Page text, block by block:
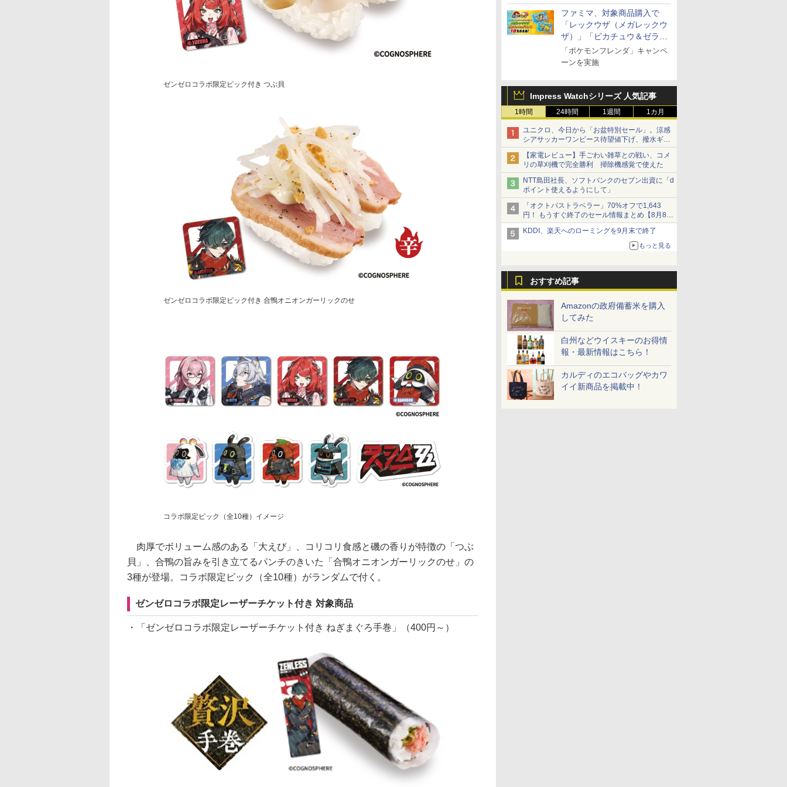
ファミマ、対象商品購入で
「レックウザ（メガレックウ
ザ）」「ピカチュウ＆ゼラオ
ラ」のフレンダピックがもら
える！
「ポケモンフレンダ」キャンペ
ーンを実施
Impress Watchシリーズ 人気記事
1時間 24時間 1週間 1カ月
ユニクロ、今日から「お盆特別セール」。涼感
シアサッカーワンピース待望値下げ、撥水ギア
ショーツは1990円に
【家電レビュー】手ごわい雑草との戦い、コメ
リの草刈機で完全勝利 掃除機感覚で使えた
NTT島田社長、ソフトバンクのセブン出資に「d
ポイント使えるようにして」
「オクトパストラベラー」70%オフで1,643
円！ もうすぐ終了のセール情報まとめ【8月8日
更新】
ニンテンドーeショップでは「大神 絶景版」が
KDDI、楽天へのローミングを9月末で終了
もっと見る
おすすめ記事
Amazonの政府備蓄米を購入
してみた
白州などウイスキーのお得情
報・最新情報はこちら！
カルディのエコバッグやカワ
イイ新商品を掲載中！
ゼンゼロコラボ限定ピック付き つぶ貝
ゼンゼロコラボ限定ピック付き 合鴨オニオンガーリックのせ
コラボ限定ピック（全10種）イメージ
肉厚でボリューム感のある「大えび」、コリコリ食感と磯の香りが特徴の「つぶ
貝」、合鴨の旨みを引き立てるパンチのきいた「合鴨オニオンガーリックのせ」の
3種が登場。コラボ限定ピック（全10種）がランダムで付く。
ゼンゼロコラボ限定レーザーチケット付き 対象商品
・「ゼンゼロコラボ限定レーザーチケット付き ねぎまぐろ手巻」（400円～）